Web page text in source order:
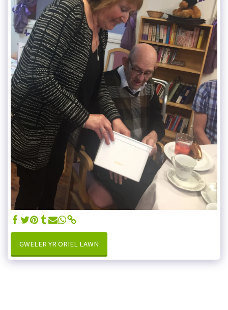
GWELER YR ORIEL LAWN